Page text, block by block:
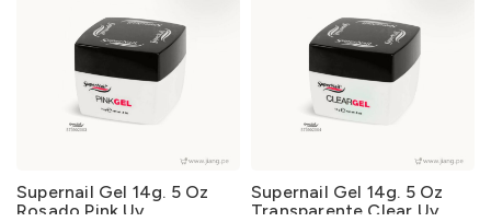
Supernail Gel 14g. 5 Oz
Rosado Pink Uv
Supernail Gel 14g. 5 Oz
Transparente Clear Uv